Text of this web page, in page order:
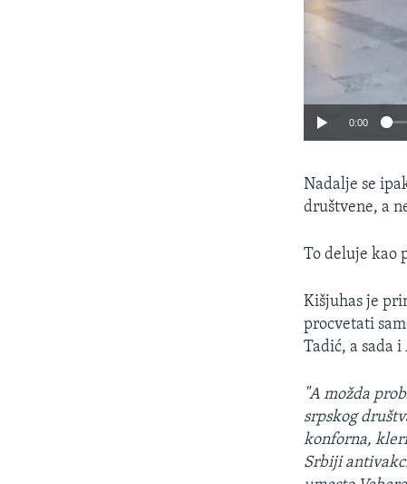
0:00
Nadalje se
društvene, a
To deluje kao
Kišjuhas je
procvetati
Tadić, a sada
"A možda
srpskog
konforna,
Srbiji